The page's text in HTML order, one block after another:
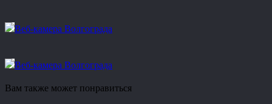
Веб-камера Волгограда
Веб-камера Волгограда
Вам также может понравиться